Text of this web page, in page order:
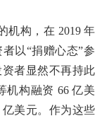
机构，在 2019 年
以“捐赠心态”参
者显然不再持此
机构融资 66 亿美
美元。作为这些